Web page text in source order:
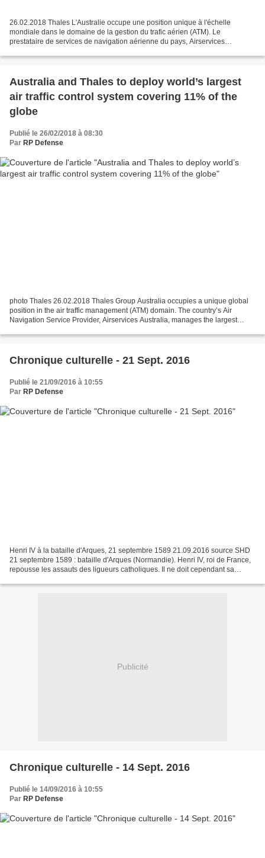
26.02.2018 Thales L'Australie occupe une position unique à l'échelle
mondiale dans le domaine de la gestion du trafic aérien (ATM). Le
prestataire de services de navigation aérienne du pays, Airservices
Australia and Thales to deploy world’s largest
air traffic control system covering 11% of the
globe
Publié le 26/02/2018 à 08:30
Par RP Defense
photo Thales 26.02.2018 Thales Group Australia occupies a unique global
position in the air traffic management (ATM) domain. The country’s Air
Navigation Service Provider, Airservices Australia, manages the largest
Chronique culturelle - 21 Sept. 2016
Publié le 21/09/2016 à 10:55
Par RP Defense
Henri IV à la bataille d'Arques, 21 septembre 1589 21.09.2016 source SHD
21 septembre 1589 : bataille d'Arques (Normandie). Henri IV, roi de France,
repousse les assauts des ligueurs catholiques. Il ne doit cependant sa
Publicité
Chronique culturelle - 14 Sept. 2016
Publié le 14/09/2016 à 10:55
Par RP Defense